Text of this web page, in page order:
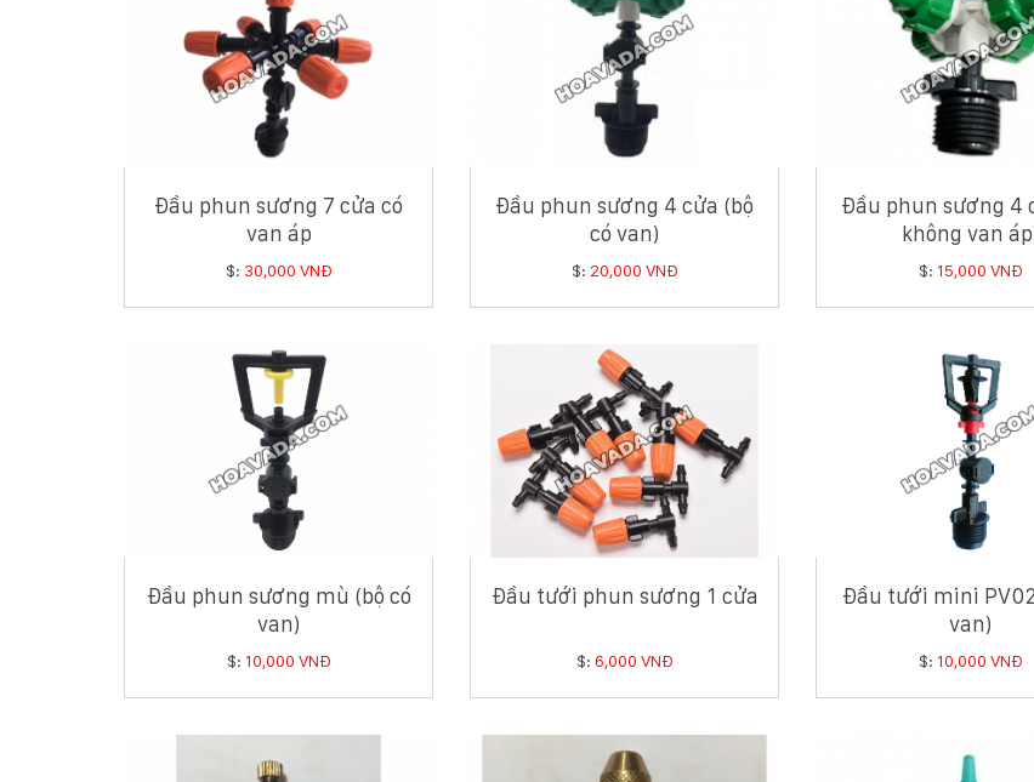
Đầu phun sương 7 cửa có
van áp
$: 30,000 VNĐ
Đầu phun sương 4 cửa (bộ
có van)
$: 20,000 VNĐ
Đầu phun sương 4
không van
$: 15,000 VNĐ
Đầu phun sương mù (bộ có
van)
$: 10,000 VNĐ
Đầu tưới phun sương 1 cửa
$: 6,000 VNĐ
Đầu tưới mini
van)
$: 10,000 VNĐ